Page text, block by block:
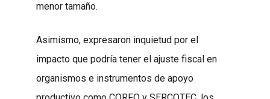
menor tamaño.
Asimismo, expresaron inquietud por el
impacto que podría tener el ajuste fiscal en
organismos e instrumentos de apoyo